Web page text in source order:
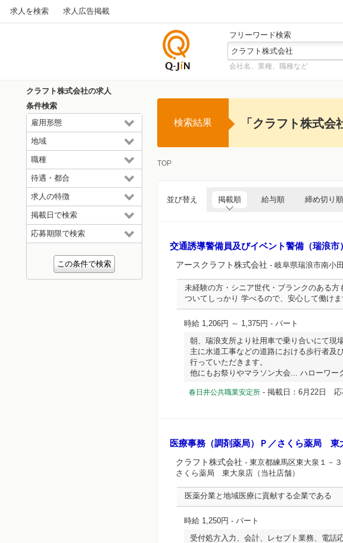
求人を検索 求人広告掲載
人サイ
フリーワード検索
会社名、業種、職種など
クラフト株式会社の求人
条件検索
雇用形態
地域
職種
待遇・都合
求人の特徴
掲載日で検索
応募期限で検索
検索結果 「クラフト株式会
TOP
並び替え 掲載順 給与順 締め切り順
交通誘導警備員及びイベント警備（瑞浪市）
アースクラフト株式会社 - 岐阜県瑞浪市南小
未経験の方・シニア世代・ブランクのある
ついてしっかり 学べるので、安心して働けま
時給 1,206円 ～ 1,375円 - パート
朝、瑞浪支所より社用車で乗り合いにて現
主に水道工事などの道路における歩行者及
行っていただきます。
他にもお祭りやマラソン大会... ハローワー
春日井公共職業安定所 - 掲載日：6月22日
医療事務（調剤薬局）Ｐ／さくら薬局 東
クラフト株式会社 - 東京都練馬区東大泉１－
さくら薬局 東大泉店（当社店舗）
医薬分業と地域医療に貢献する企業である
時給 1,250円 - パート
受付処方入力、会計、レセプト業務、電話応